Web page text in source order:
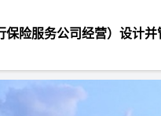
险服务公司经营）设计并